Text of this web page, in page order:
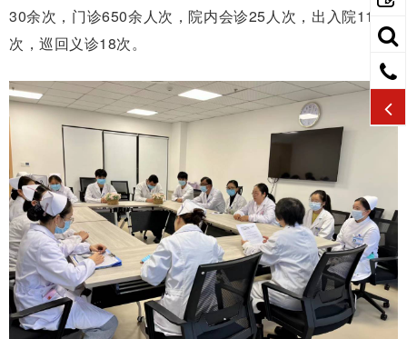
30余次，门诊650余人次，院内会诊25人次，出入院110人
次，巡回义诊18次。